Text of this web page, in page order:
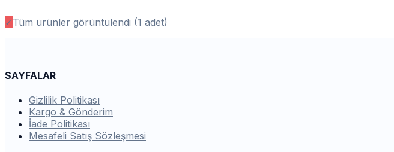
✓Tüm ürünler görüntülendi (1 adet)
SAYFALAR
Gizlilik Politikası
Kargo & Gönderim
İade Politikası
Mesafeli Satış Sözleşmesi